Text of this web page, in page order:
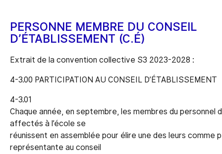
PERSONNE MEMBRE DU CONSEIL
D’ÉTABLISSEMENT (C.É)
Extrait de la convention collective S3 2023-2028 :
4-3.00 PARTICIPATION AU CONSEIL D’ÉTABLISSEMENT
4-3.01
Chaque année, en septembre, les membres du personnel
affectés à l’école se
réunissent en assemblée pour élire une des leurs comme
représentante au conseil